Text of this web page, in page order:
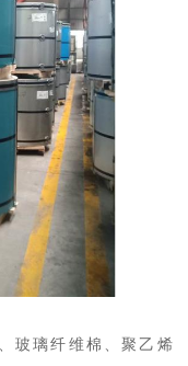
玻璃纤维棉、聚乙烯